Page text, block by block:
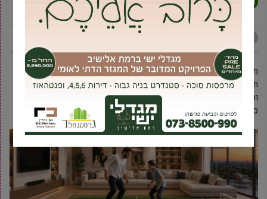
מכת גניבות הרכבים והפריצות לבתים, לצד מטעני הדמה והאמת ושאר
חוליי העולם הפלילי והעברייני מציפים שוב ושוב את גבעת שמואל
ועתה נודע לנו שגם תחום הסחר והייצור של זרעי הקנאביס ושאר סוגי
סם פורח בגבעה.